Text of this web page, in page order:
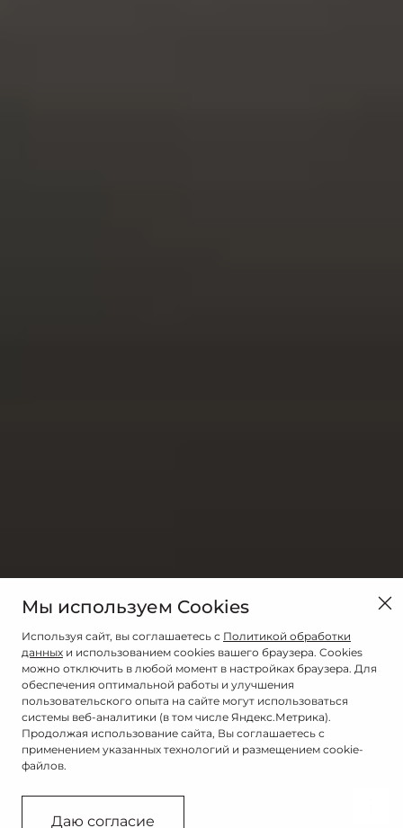
Мы используем Cookies
Используя сайт, вы соглашаетесь с Политикой обработки
данных и использованием cookies вашего браузера. Cookies
можно отключить в любой момент в настройках браузера. Для
обеспечения оптимальной работы и улучшения
пользовательского опыта на сайте могут использоваться
системы веб-аналитики (в том числе Яндекс.Метрика).
Продолжая использование сайта, Вы соглашаетесь с
применением указанных технологий и размещением cookie-
файлов.
Даю согласие